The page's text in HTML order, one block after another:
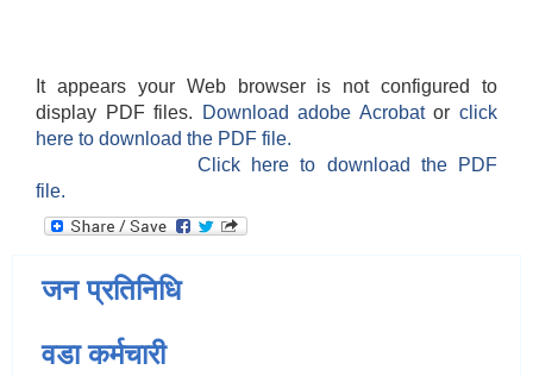
It appears your Web browser is not configured to
display PDF files.
Download adobe Acrobatorclick
here to download the PDF file.
Click here to download the PDF
file.
जन प्रतिनिधि
वडा कर्मचारी